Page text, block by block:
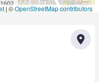
| ©OpenStreetMap contributors